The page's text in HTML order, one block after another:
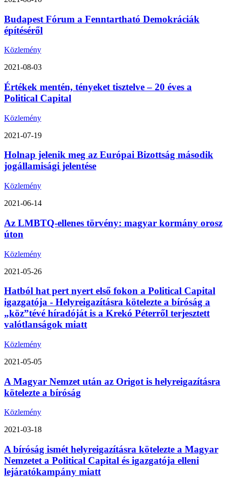
Budapest Fórum a Fenntartható Demokráciák
építéséről
Közlemény
2021-08-03
Értékek mentén, tényeket tisztelve – 20 éves a
Political Capital
Közlemény
2021-07-19
Holnap jelenik meg az Európai Bizottság második
jogállamisági jelentése
Közlemény
2021-06-14
Az LMBTQ-ellenes törvény: magyar kormány orosz
úton
Közlemény
2021-05-26
Hatból hat pert nyert első fokon a Political Capital
igazgatója - Helyreigazításra kötelezte a bíróság a
„köz”tévé híradóját is a Krekó Péterről terjesztett
valótlanságok miatt
Közlemény
2021-05-05
A Magyar Nemzet után az Origot is helyreigazításra
kötelezte a bíróság
Közlemény
2021-03-18
A bíróság ismét helyreigazításra kötelezte a Magyar
Nemzetet a Political Capital és igazgatója elleni
lejáratókampány miatt